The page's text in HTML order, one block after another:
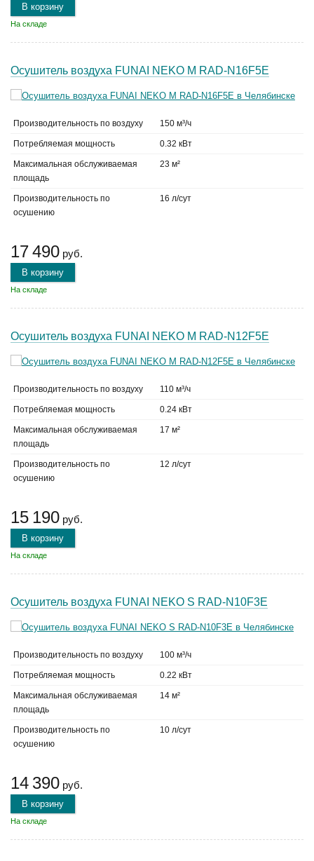
В корзину
На складе
Осушитель воздуха FUNAI NEKO M RAD-N16F5E
Производительность по воздуху 150 м³/ч
Потребляемая мощность 0.32 кВт
Максимальная обслуживаемая
площадь
23 м²
Производительность по
осушению
16 л/сут
17 490 руб.
В корзину
На складе
Осушитель воздуха FUNAI NEKO M RAD-N12F5E
Производительность по воздуху 110 м³/ч
Потребляемая мощность 0.24 кВт
Максимальная обслуживаемая
площадь
17 м²
Производительность по
осушению
12 л/сут
15 190 руб.
В корзину
На складе
Осушитель воздуха FUNAI NEKO S RAD-N10F3E
Производительность по воздуху 100 м³/ч
Потребляемая мощность 0.22 кВт
Максимальная обслуживаемая
площадь
14 м²
Производительность по
осушению
10 л/сут
14 390 руб.
В корзину
На складе